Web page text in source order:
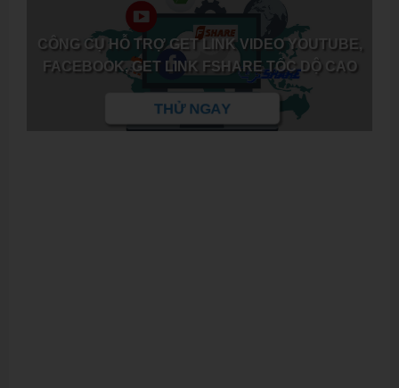
CÔNG CỤ HỖ TRỢ GET LINK VIDEO YOUTUBE,
FACEBOOK, GET LINK FSHARE TỐC DỘ CAO
THỬ NGAY